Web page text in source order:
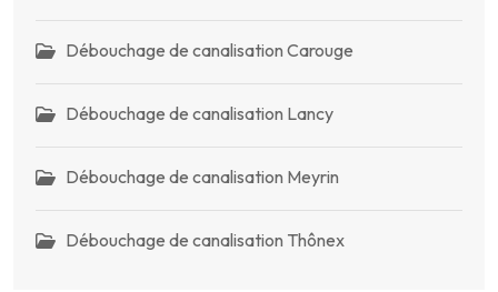
Débouchage de canalisation Carouge
Débouchage de canalisation Lancy
Débouchage de canalisation Meyrin
Débouchage de canalisation Thônex